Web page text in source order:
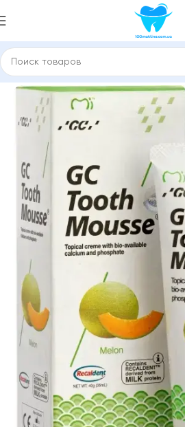
и средства для гигиены полости